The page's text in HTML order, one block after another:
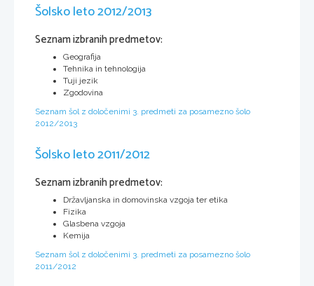
Šolsko leto 2012/2013
Seznam izbranih predmetov:
Geografija
Tehnika in tehnologija
Tuji jezik
Zgodovina
Seznam šol z določenimi 3. predmeti za posamezno šolo
2012/2013
Šolsko leto 2011/2012
Seznam izbranih predmetov:
Državljanska in domovinska vzgoja ter etika
Fizika
Glasbena vzgoja
Kemija
Seznam šol z določenimi 3. predmeti za posamezno šolo
2011/2012